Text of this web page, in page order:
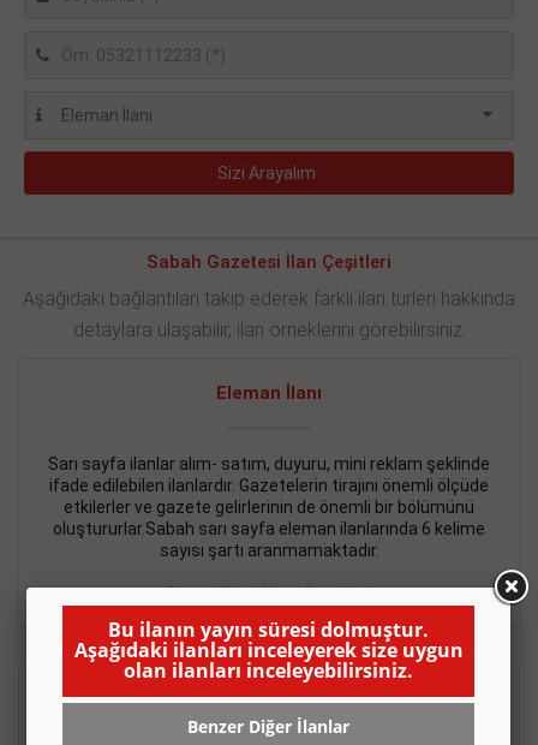
Sabah Gazetesi İlan Çeşitleri
Aşağıdaki bağlantıları takip ederek farklı ilan türleri hakkında
detaylara ulaşabilir, ilan örneklerini görebilirsiniz.
Eleman İlanı
Sarı sayfa ilanlar alım- satım, duyuru, mini reklam şeklinde
ifade edilebilen ilanlardır. Gazetelerin tirajını önemli ölçüde
etkilerler ve gazete gelirlerinin de önemli bir bölümünü
oluştururlar.Sabah sarı sayfa eleman ilanlarında 6 kelime
sayısı şartı aranmamaktadır.
Detaylı Bilgi & İlan Örnekleri
Emlak İlanı
Bu ilanın yayın süresi dolmuştur.
Aşağıdaki ilanları inceleyerek size uygun
olan ilanları inceleyebilirsiniz.
Benzer Diğer İlanlar